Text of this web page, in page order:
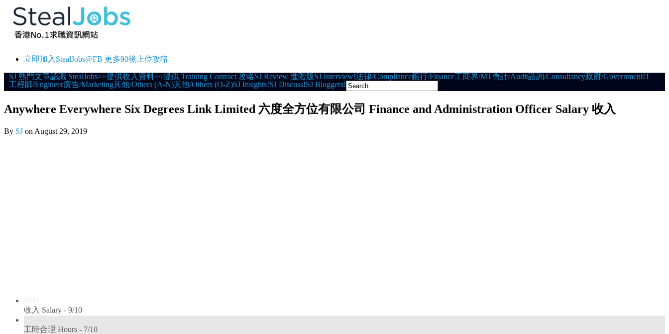
立即加入StealJobs@FB 更多90後上位攻略
Skip
to
SJ 熱門文章認識 StealJobs>>提供收入資料<<提供 Training Contract 攻略SJ Review 進階版SJ Interview!法律/Compliance銀行/Finance工商界/MT會計/Audit諮詢/Consultancy政府/GovernmentIT
工程師/Engineer廣告/Marketing其他/Others (A-N)其他/Others (O-Z)SJ Insights!SJ Discuss!SJ Bloggers!
Anywhere Everywhere Six Degrees Link Limited 六度全方位有限公司 Finance and Administration Officer Salary 收入
By SJ on August 29, 2019
9/10
收入 Salary - 9/10
工時合理 Hours - 7/10